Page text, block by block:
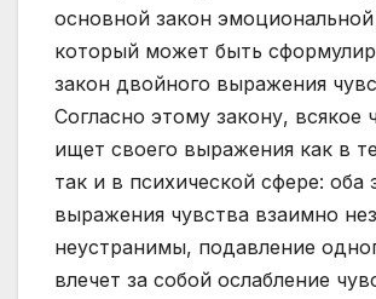
основной закон
который может быть
закон двойного выражения
Согласно этому закону, всякое
ищет своего выражения как в
так и в психической сфере: оба
выражения чувства взаимно
неустранимы, подавление
влечет за собой ослабление